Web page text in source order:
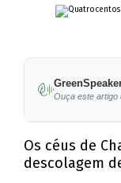
Ouça este artigo
Os céus de
descolagem